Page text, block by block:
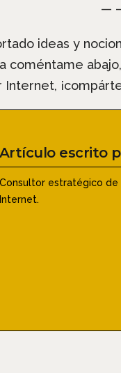
—
ideas y
coméntame
Artículo escrito
Consultor estratégico de
Internet.